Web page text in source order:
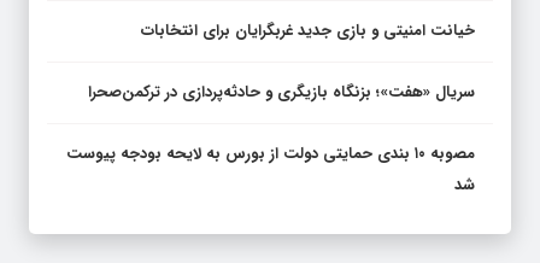
خیانت امنیتی و بازی جدید غربگرایان برای انتخابات
سریال «هفت»؛ بزنگاه بازیگری و حادثه‌پردازی در ترکمن‌صحرا
مصوبه ۱۰ بندی حمایتی دولت از بورس به لایحه بودجه پیوست
شد